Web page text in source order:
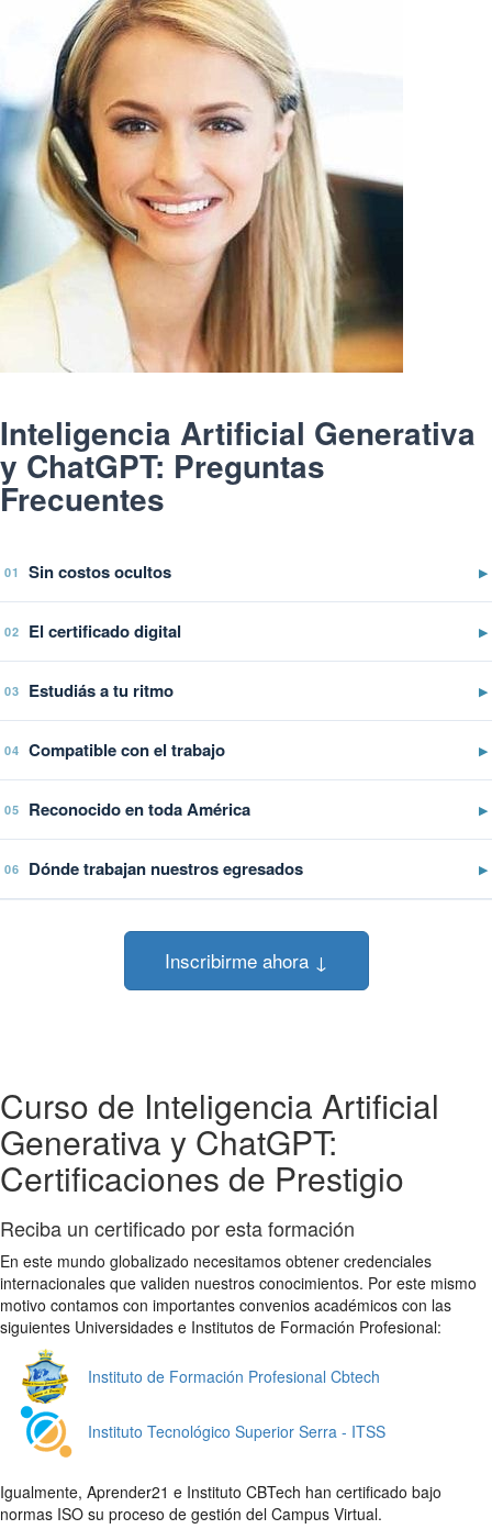
Inteligencia Artificial Generativa
y ChatGPT: Preguntas
Frecuentes
01 Sin costos ocultos ▶
02 El certificado digital ▶
03 Estudiás a tu ritmo ▶
04 Compatible con el trabajo ▶
05 Reconocido en toda América ▶
06 Dónde trabajan nuestros egresados ▶
Inscribirme ahora ↓
Curso de Inteligencia Artificial
Generativa y ChatGPT:
Certificaciones de Prestigio
Reciba un certificado por esta formación
En este mundo globalizado necesitamos obtener credenciales
internacionales que validen nuestros conocimientos. Por este mismo
motivo contamos con importantes convenios académicos con las
siguientes Universidades e Institutos de Formación Profesional:
Instituto de Formación Profesional Cbtech
Instituto Tecnológico Superior Serra - ITSS
Igualmente, Aprender21 e Instituto CBTech han certificado bajo
normas ISO su proceso de gestión del Campus Virtual.